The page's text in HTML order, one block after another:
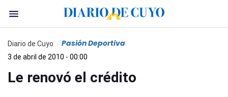
Diario de Cuyo Pasión Deportiva
3 de abril de 2010 - 00:00
Le renovó el crédito